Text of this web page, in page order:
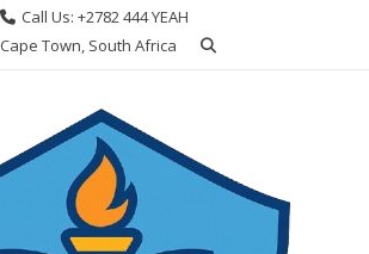
Call Us: +2782 444 YEAH
Cape Town, South Africa